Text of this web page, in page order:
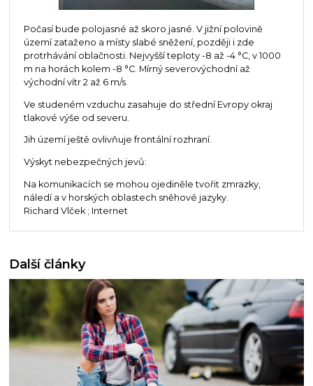
Počasí bude polojasné až skoro jasné. V jižní polovině
území zataženo a místy slabé sněžení, později i zde
protrhávání oblačnosti. Nejvyšší teploty -8 až -4 °C, v 1000
m na horách kolem -8 °C. Mírný severovýchodní až
východní vítr 2 až 6 m/s.
Ve studeném vzduchu zasahuje do střední Evropy okraj
tlakové výše od severu.
Jih území ještě ovlivňuje frontální rozhraní.
Výskyt nebezpečných jevů:
Na komunikacích se mohou ojediněle tvořit zmrazky,
náledí a v horských oblastech sněhové jazyky.
Richard Vlček ; Internet
Další články